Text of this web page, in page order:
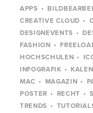
APPS
CREATIVE CLOUD
DESIGNEVENTS
FASHION
HOCHSCHULEN
INFOGRAFIK
MAC
MAGAZIN
POSTER
RECHT
TRENDS